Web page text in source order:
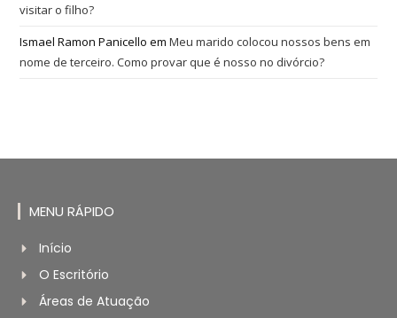
visitar o filho?
Ismael Ramon Panicello emMeu marido colocou nossos bens em
nome de terceiro. Como provar que é nosso no divórcio?
MENU RÁPIDO
Início
O Escritório
Áreas de Atuação